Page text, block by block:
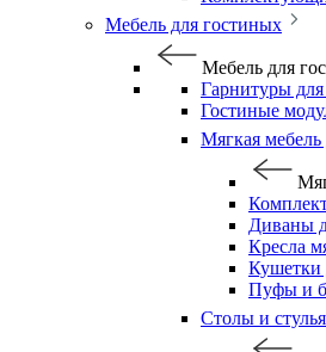
Мебель для гостиных
Мебель для
Гарнитуры
Гостиные
Мягкая
Диваны
Кресла
Кушетки
Пуфы и
Столы и